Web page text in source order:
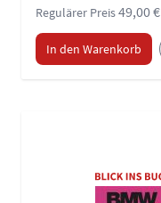
Regulärer Preis49,00 €
In den Warenkorb